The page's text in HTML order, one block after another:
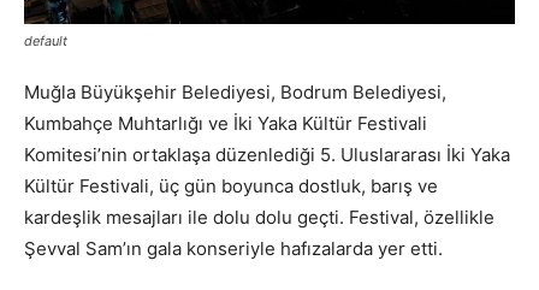
default
Muğla Büyükşehir Belediyesi, Bodrum Belediyesi,
Kumbahçe Muhtarlığı ve İki Yaka Kültür Festivali
Komitesi’nin ortaklaşa düzenlediği 5. Uluslararası İki Yaka
Kültür Festivali, üç gün boyunca dostluk, barış ve
kardeşlik mesajları ile dolu dolu geçti. Festival, özellikle
Şevval Sam’ın gala konseriyle hafızalarda yer etti.